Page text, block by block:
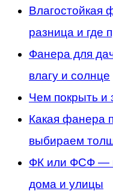
разница и где
Фанера для
влагу и солнце
Чем покрыть и
Какая фанера
выбираем
ФК или ФСФ —
дома и улицы